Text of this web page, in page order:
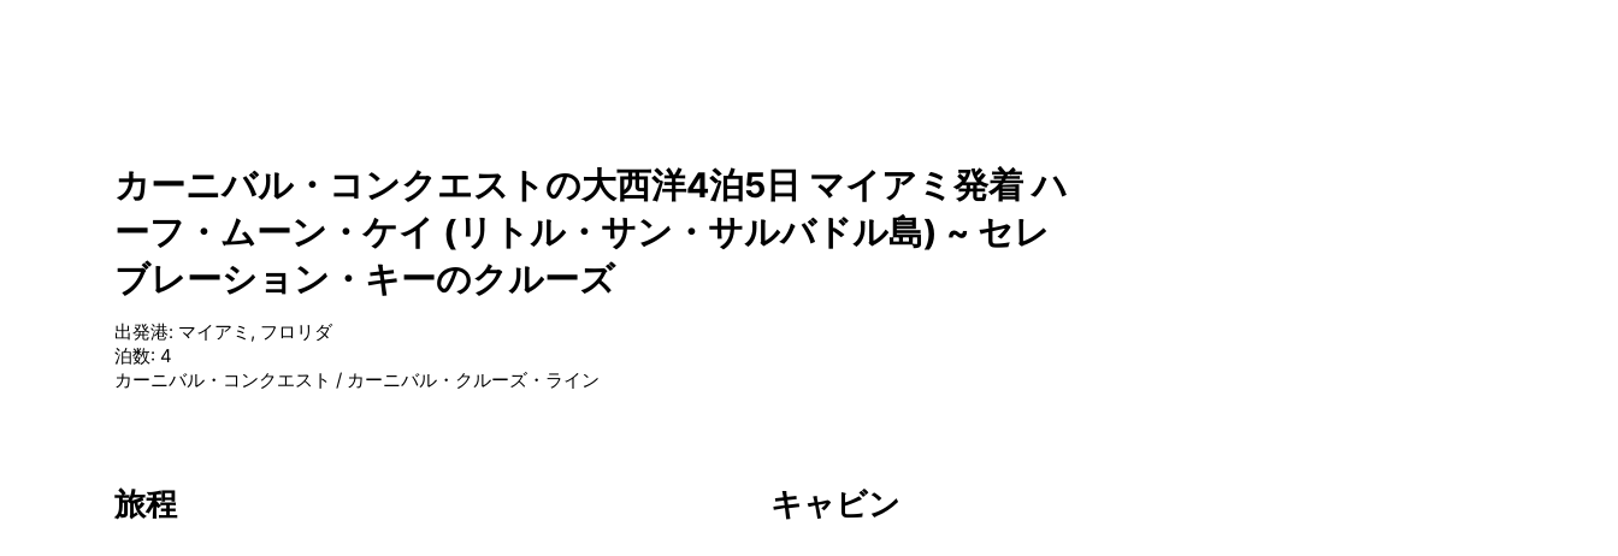
カーニバル・コンクエストの大西洋4泊5日 マイアミ発着 ハ
ーフ・ムーン・ケイ (リトル・サン・サルバドル島) ~ セレ
ブレーション・キーのクルーズ
出発港: マイアミ, フロリダ
泊数: 4
カーニバル・コンクエスト / カーニバル・クルーズ・ライン
旅程 キャビン